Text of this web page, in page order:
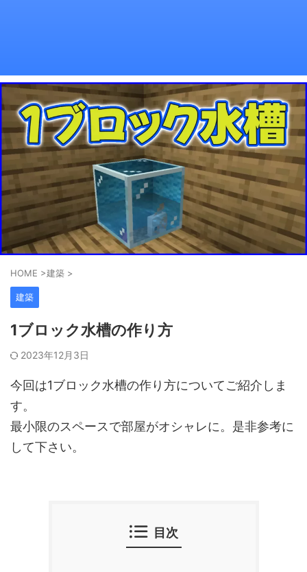
HOME >建築 >
建築
1ブロック水槽の作り方
2023年12月3日
今回は1ブロック水槽の作り方についてご紹介しま
す。
最小限のスペースで部屋がオシャレに。是非参考に
して下さい。
目次